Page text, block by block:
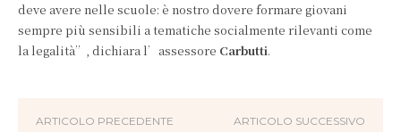
deve avere nelle scuole: è nostro dovere formare giovani
sempre più sensibili a tematiche socialmente rilevanti come
la legalità”, dichiara l’assessore Carbutti.
ARTICOLO PRECEDENTE ARTICOLO SUCCESSIVO